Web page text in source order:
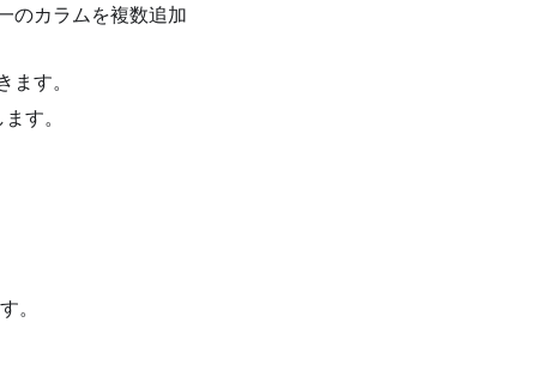
のカラムを複数追加
す。
す。
。